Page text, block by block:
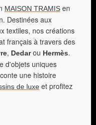
MAISON TRAMIS en
Destinées aux
textiles, nos créations
français à travers des
, Dedarou Hermès.
d'objets uniques
une histoire
de luxe et profitez